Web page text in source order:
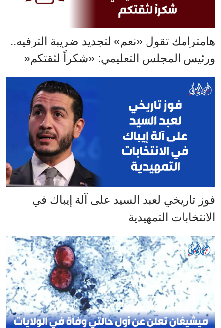
هامترامك تقول «نعم» لتجديد ضريبة الترفيه..
ورئيس المجلس التعليمي: «شكراً لثقتكم«
فوز تاريخي لعبد السيد على آلة إيباك في
الانتخابات التمهيدية